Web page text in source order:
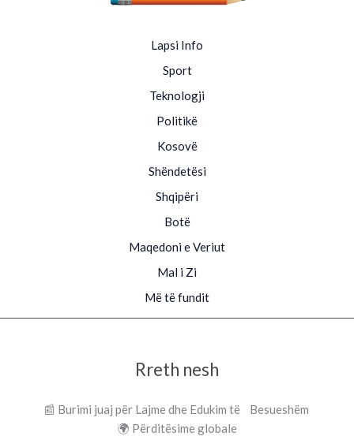
Lapsi Info
Sport
Teknologji
Politikë
Kosovë
Shëndetësi
Shqipëri
Botë
Maqedoni e Veriut
Mal i Zi
Më të fundit
Rreth nesh
📰 Burimi juaj për Lajme dhe Edukim të Besueshëm
🌍 Përditësime globale